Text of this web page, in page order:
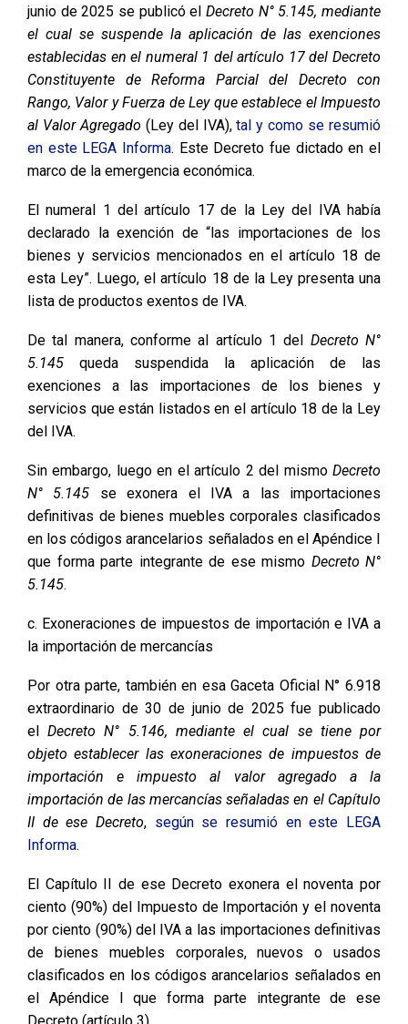
junio de 2025 se publicó el Decreto N° 5.145, mediante
el cual se suspende la aplicación de las exenciones
establecidas en el numeral 1 del artículo 17 del Decreto
Constituyente de Reforma Parcial del Decreto con
Rango, Valor y Fuerza de Ley que establece el Impuesto
al Valor Agregado (Ley del IVA),tal y como se resumió
en este LEGA Informa. Este Decreto fue dictado en el
marco de la emergencia económica.
El numeral 1 del artículo 17 de la Ley del IVA había
declarado la exención de “las importaciones de los
bienes y servicios mencionados en el artículo 18 de
esta Ley”. Luego, el artículo 18 de la Ley presenta una
lista de productos exentos de IVA.
De tal manera, conforme al artículo 1 del Decreto N°
5.145 queda suspendida la aplicación de las
exenciones a las importaciones de los bienes y
servicios que están listados en el artículo 18 de la Ley
del IVA.
Sin embargo, luego en el artículo 2 del mismo Decreto
N° 5.145 se exonera el IVA a las importaciones
definitivas de bienes muebles corporales clasificados
en los códigos arancelarios señalados en el Apéndice I
que forma parte integrante de ese mismo Decreto N°
5.145.
c. Exoneraciones de impuestos de importación e IVA a
la importación de mercancías
Por otra parte, también en esa Gaceta Oficial N° 6.918
extraordinario de 30 de junio de 2025 fue publicado
elDecreto N° 5.146, mediante el cual se tiene por
objeto establecer las exoneraciones de impuestos de
importación e impuesto al valor agregado a la
importación de las mercancías señaladas en el Capítulo
II de ese Decreto, según se resumió en este LEGA
Informa.
El Capítulo II de ese Decreto exonera el noventa por
ciento (90%) del Impuesto de Importación y el noventa
por ciento (90%) del IVA a las importaciones definitivas
de bienes muebles corporales, nuevos o usados
clasificados en los códigos arancelarios señalados en
el Apéndice I que forma parte integrante de ese